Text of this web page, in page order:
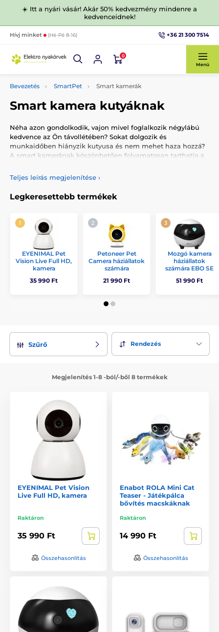
☀️ Itt a nyári vásár! Akár 50% kedvezmény mindenre a
kedvenceidnek!
Hívj minket (Hé-Pé 8-16) +36 21 300 7514
0
Menü
Bevezetés SmartPet Smart kamerák
Smart kamera kutyáknak
Néha azon gondolkodik, vajon mivel foglalkozik négylábú
kedvence az Ön távollétében? Sokat dolgozik és
munkaidőben hiányzik kutyusa és nem mehet haza hozzá?
A smart kamerának köszönhetően folyamatosan tarthatja a
segítségével láthatja, játszhat vele, utasításokat adhat neki,
felvidíthatja és beszélhet is házi kedvencéhez. Tekintse meg
termékkínálatunkat, ami a smart vagy interaktív kamerákat
illeti!
Teljes leírás megjelenítése ›
Legkeresettebb termékek
EYENIMAL Pet
Vision Live Full HD,
kamera
35 990 Ft
Petoneer Pet
Camera háziállatok
számára
21 990 Ft
Mozgó kamera
háziállatok
számára EBO SE
51 990 Ft
Szűrő Rendezés
Megjelenítés 1-8 -ból/-ből 8 termékek
EYENIMAL Pet Vision
Live Full HD, kamera
Raktáron
35 990 Ft
Összehasonlítás
Enabot ROLA Mini Cat
Teaser - Játékpálca
bővítés macskáknak
Raktáron
14 990 Ft
Összehasonlítás